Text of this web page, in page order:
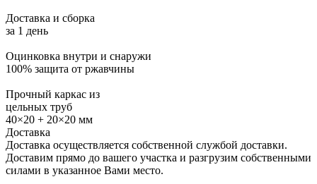
Доставка и сборка
за 1 день
Оцинковка внутри и снаружи
100% защита от ржавчины
Прочный каркас из
цельных труб
40×20 + 20×20 мм
Доставка
Доставка осуществляется собственной службой доставки.
Доставим прямо до вашего участка и разгрузим собственными
силами в указанное Вами место.